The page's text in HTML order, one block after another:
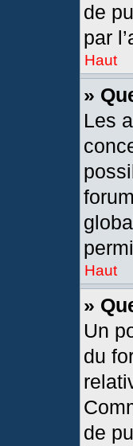
de
par
Haut
»
Les
Haut
»
Un
du
de